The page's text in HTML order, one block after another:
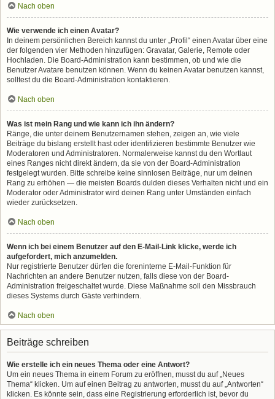
Nach oben
Wie verwende ich einen Avatar?
In deinem persönlichen Bereich kannst du unter „Profil“ einen Avatar über eine
der folgenden vier Methoden hinzufügen: Gravatar, Galerie, Remote oder
Hochladen. Die Board-Administration kann bestimmen, ob und wie die
Benutzer Avatare benutzen können. Wenn du keinen Avatar benutzen kannst,
solltest du die Board-Administration kontaktieren.
Nach oben
Was ist mein Rang und wie kann ich ihn ändern?
Ränge, die unter deinem Benutzernamen stehen, zeigen an, wie viele
Beiträge du bislang erstellt hast oder identifizieren bestimmte Benutzer wie
Moderatoren und Administratoren. Normalerweise kannst du den Wortlaut
eines Ranges nicht direkt ändern, da sie von der Board-Administration
festgelegt wurden. Bitte schreibe keine sinnlosen Beiträge, nur um deinen
Rang zu erhöhen — die meisten Boards dulden dieses Verhalten nicht und ein
Moderator oder Administrator wird deinen Rang unter Umständen einfach
wieder zurücksetzen.
Nach oben
Wenn ich bei einem Benutzer auf den E-Mail-Link klicke, werde ich
aufgefordert, mich anzumelden.
Nur registrierte Benutzer dürfen die foreninterne E-Mail-Funktion für
Nachrichten an andere Benutzer nutzen, falls diese von der Board-
Administration freigeschaltet wurde. Diese Maßnahme soll den Missbrauch
dieses Systems durch Gäste verhindern.
Nach oben
Beiträge schreiben
Wie erstelle ich ein neues Thema oder eine Antwort?
Um ein neues Thema in einem Forum zu eröffnen, musst du auf „Neues
Thema“ klicken. Um auf einen Beitrag zu antworten, musst du auf „Antworten“
klicken. Es könnte sein, dass eine Registrierung erforderlich ist, bevor du